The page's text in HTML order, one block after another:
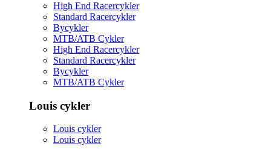
High End Racercykler
Standard Racercykler
Bycykler
MTB/ATB Cykler
High End Racercykler
Standard Racercykler
Bycykler
MTB/ATB Cykler
Louis cykler
Louis cykler
Louis cykler